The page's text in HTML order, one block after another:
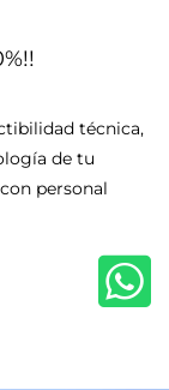
técnica,
de tu
personal